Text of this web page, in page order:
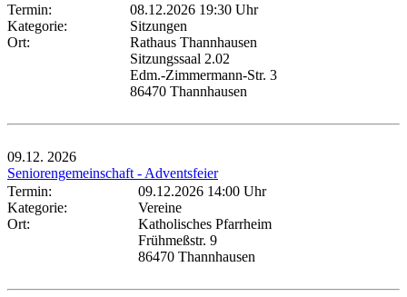
Termin:
08.12.2026 19:30 Uhr
Kategorie:
Sitzungen
Ort:
Rathaus Thannhausen
Sitzungssaal 2.02
Edm.-Zimmermann-Str. 3
86470 Thannhausen
09.12. 2026
Seniorengemeinschaft - Adventsfeier
Termin:
09.12.2026 14:00 Uhr
Kategorie:
Vereine
Ort:
Katholisches Pfarrheim
Frühmeßstr. 9
86470 Thannhausen